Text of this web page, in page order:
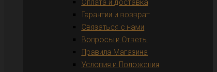
Оплата и доставка
Гарантии и возврат
Связаться с нами
Вопросы и Ответы
Правила Магазина
Условия и Положения